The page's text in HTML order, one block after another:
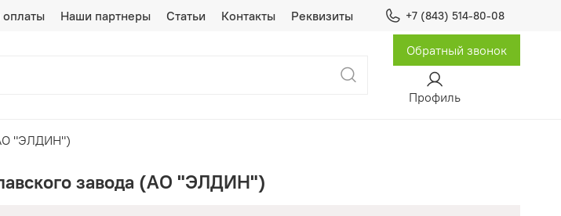
оплаты Наши партнеры Статьи Контакты Реквизиты +7 (843) 514-80-08
Обратный звонок
Профиль
"ЭЛДИН")
завода (АО "ЭЛДИН")